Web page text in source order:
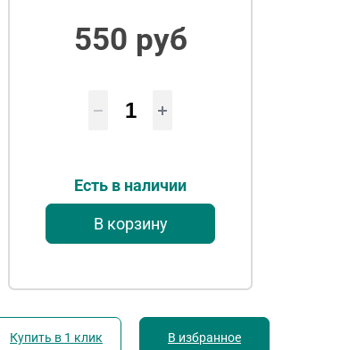
550 руб
Есть в наличии
В корзину
Купить в 1 клик В избранное